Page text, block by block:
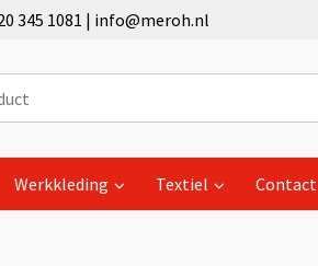
345 1081 | info@meroh.nl
Werkkleding Textiel Contact